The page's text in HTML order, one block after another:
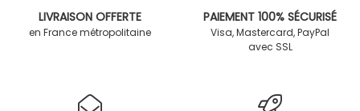
LIVRAISON OFFERTE
en France métropolitaine
PAIEMENT 100% SÉCURISÉ
Visa, Mastercard, PayPal
avec SSL